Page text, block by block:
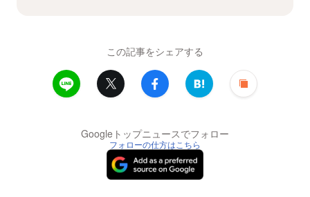
この記事をシェアする
Googleトップニュースでフォロー
フォローの仕方はこちら